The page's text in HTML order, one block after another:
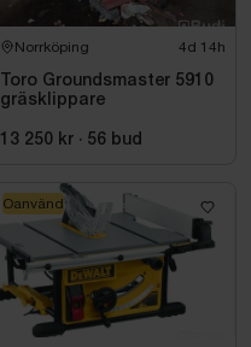
Norrköping 4d 14h
Toro Groundsmaster 5910
gräsklippare
13 250 kr · 56 bud
Oanvänd